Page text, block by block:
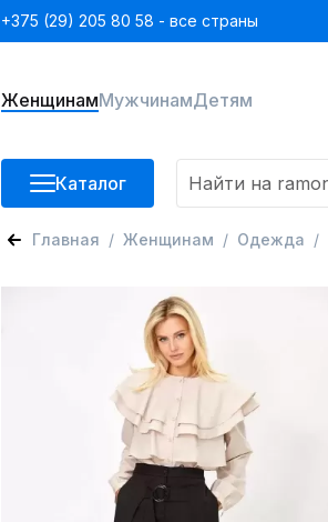
+375 (29) 205 80 58 - все страны
ЖенщинамМужчинамДетям
Каталог
Главная Женщинам Одежда